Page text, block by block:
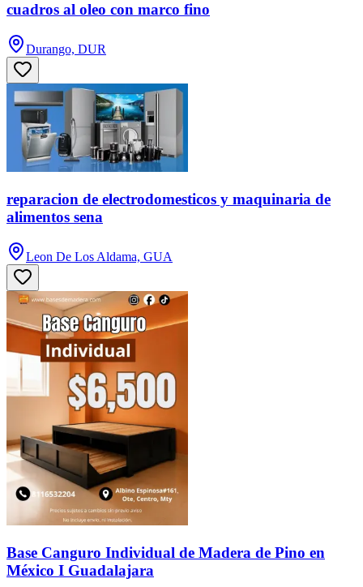
cuadros al oleo con marco fino
Durango, DUR
reparacion de electrodomesticos y maquinaria de
alimentos sena
Leon De Los Aldama, GUA
Base Canguro Individual de Madera de Pino en
México I Guadalajara